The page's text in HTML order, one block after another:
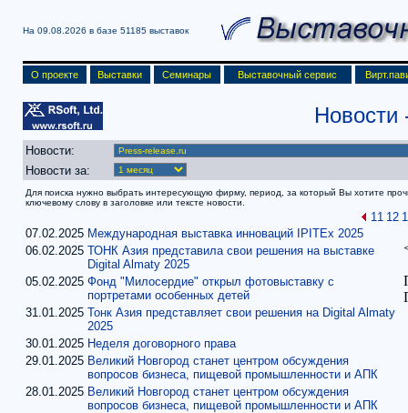
На 09.08.2026 в базе 51185 выставок
О проекте Выставки Семинары Выставочный сервис
Новости
Новости:
Новости за:
Для поиска нужно выбрать интересующую фирму, период, за который Вы хотите
ключевому слову в заголовке или тексте новости.
11 12
07.02.2025 Международная выставка инноваций IPITEх 2025
06.02.2025 ТОНК Азия представила свои решения на выставке
Digital Almaty 2025
05.02.2025 Фонд "Милосердие" открыл фотовыставку с
портретами особенных детей
31.01.2025 Тонк Азия представляет свои решения на Digital Almaty
2025
30.01.2025 Неделя договорного права
29.01.2025 Великий Новгород станет центром обсуждения
вопросов бизнеса, пищевой промышленности и АПК
28.01.2025 Великий Новгород станет центром обсуждения
вопросов бизнеса, пищевой промышленности и АПК